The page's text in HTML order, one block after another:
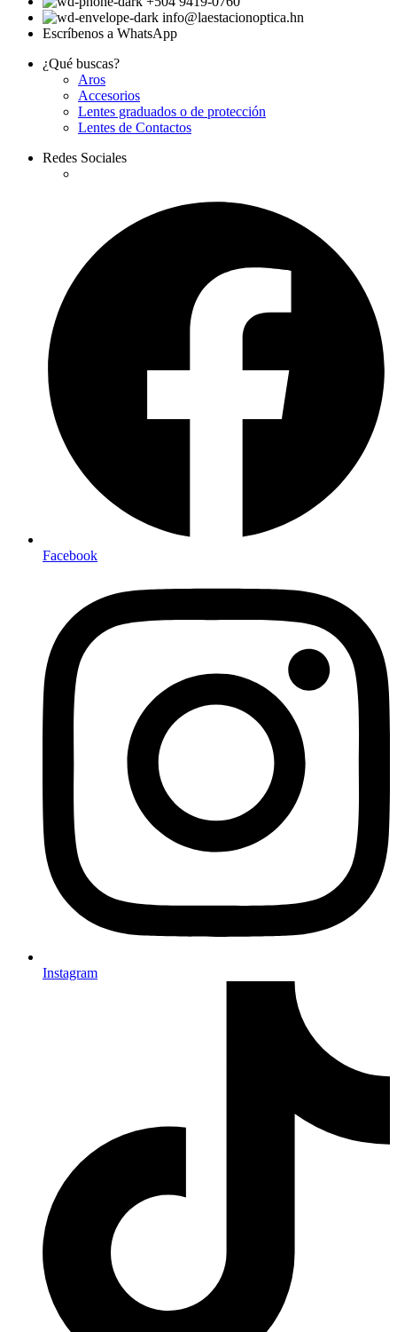
info@laestacionoptica.hn
Escríbenos a WhatsApp
¿Qué buscas?
Aros
Accesorios
Lentes graduados o de protección
Lentes de Contactos
Redes Sociales
Facebook
Instagram